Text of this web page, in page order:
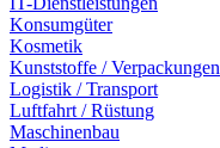
Konsumgüter
Kosmetik
Kunststoffe / Verpackungen
Logistik / Transport
Luftfahrt / Rüstung
Maschinenbau